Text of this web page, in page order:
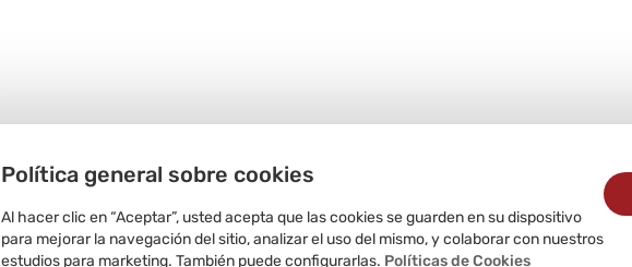
Política general sobre cookies
Al hacer clic en “Aceptar”, usted acepta que las cookies se guarden en su dispositivo
para mejorar la navegación del sitio, analizar el uso del mismo, y colaborar con nuestros
estudios para marketing. También puede configurarlas. Políticas de Cookies